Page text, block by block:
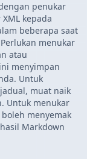
penukar
kepada
beberapa saat
menukar
atau
menyimpan
Untuk
muat naik
Untuk menukar
menyemak
Markdown